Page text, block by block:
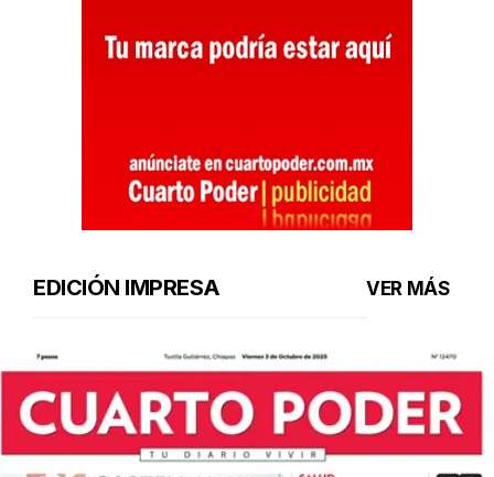
EDICIÓN IMPRESA VER MÁS